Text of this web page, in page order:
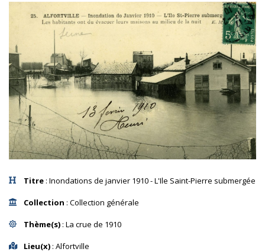
Titre : Inondations de janvier 1910 - L'Ile Saint-Pierre submergée
Collection : Collection générale
Thème(s) : La crue de 1910
Lieu(x) : Alfortville